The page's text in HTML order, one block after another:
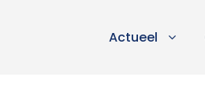
Actueel